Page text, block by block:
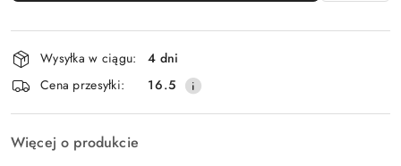
Dostępność
i
dostawa
Wysyłka w ciągu:
4 dni
Cena przesyłki:
16.5
Więcej o produkcie